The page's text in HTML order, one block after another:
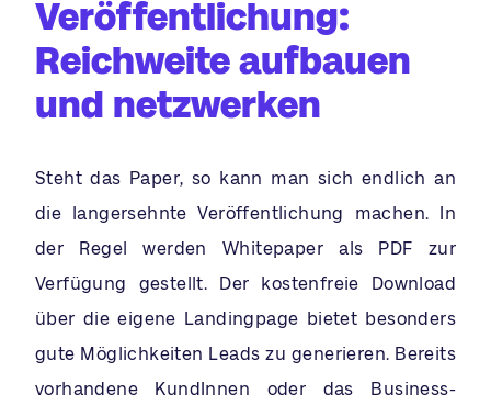
Veröffentlichung:
Reichweite aufbauen
und netzwerken
Steht das Paper, so kann man sich endlich an
die langersehnte Veröffentlichung machen. In
der Regel werden Whitepaper als PDF zur
Verfügung gestellt. Der kostenfreie Download
über die eigene Landingpage bietet besonders
gute Möglichkeiten Leads zu generieren. Bereits
vorhandene KundInnen oder das Business-